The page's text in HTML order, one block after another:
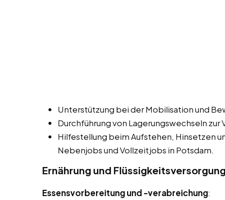
Unterstützung bei der Mobilisation und
Durchführung von Lagerungswechseln zur
Hilfestellung beim Aufstehen, Hinsetzen
Nebenjobs und Vollzeitjobs in Potsdam.
Ernährung und Flüssigkeitsversorgung
Essensvorbereitung und -verabreichung: